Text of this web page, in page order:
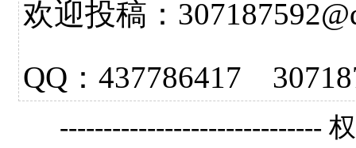
欢迎投稿：
QQ：437786417
------------------------------